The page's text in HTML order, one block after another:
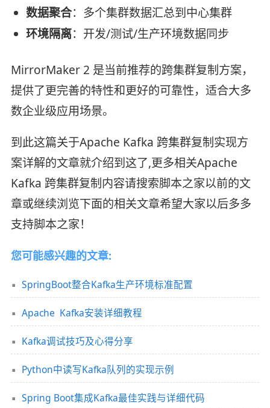
数据聚合：多个集群数据汇总到中心集群
环境隔离：开发/测试/生产环境数据同步
MirrorMaker 2 是当前推荐的跨集群复制方案，
提供了更完善的特性和更好的可靠性，适合大多
数企业级应用场景。
到此这篇关于Apache Kafka 跨集群复制实现方
案详解的文章就介绍到这了,更多相关Apache
Kafka 跨集群复制内容请搜索脚本之家以前的文
章或继续浏览下面的相关文章希望大家以后多多
支持脚本之家！
您可能感兴趣的文章:
SpringBoot整合Kafka生产环境标准配置
Apache Kafka安装详细教程
Kafka调试技巧及心得分享
Python中读写Kafka队列的实现示例
Spring Boot集成Kafka最佳实践与详细代码